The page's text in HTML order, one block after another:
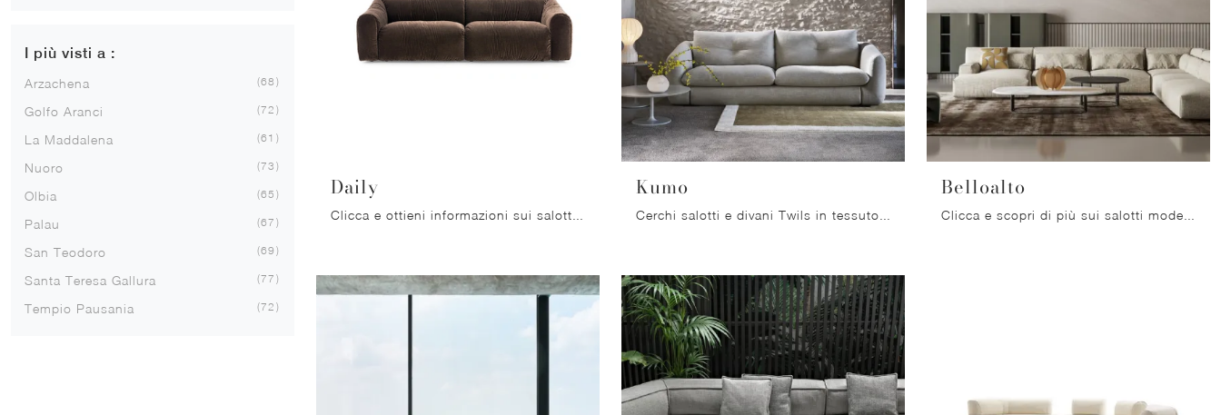
I più visti a :
Arzachena 68
Golfo Aranci 72
La Maddalena 61
Nuoro 73
Olbia 65
Palau 67
San Teodoro 69
Santa Teresa Gallura 77
Tempio Pausania 72
Daily
Clicca e ottieni informazioni sui salotti moderni di Ditre Italia! Vari modelli di divani, come Daily, ti attendono.
Kumo
Cerchi salotti e divani Twils in tessuto? Clicca e scopri di più sul modello Kumo per spazi design.
Belloalto
Clicca e scopri di più sui salotti moderni di Bonaldo! Vari modelli di divani, come Belloalto, ti attendono.